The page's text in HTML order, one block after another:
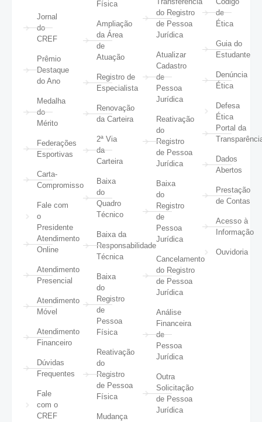
Jornal
do
CREF
Prêmio
Destaque
do Ano
Medalha
do
Mérito
Federações
Esportivas
Carta-
Compromisso
Fale com
o
Presidente
Atendimento
Online
Atendimento
Presencial
Atendimento
Móvel
Atendimento
Financeiro
Dúvidas
Frequentes
Fale
com o
CREF
Física
Ampliação
da Área
de
Atuação
Registro de
Especialista
Renovação
da Carteira
2ª Via
da
Carteira
Baixa
do
Quadro
Técnico
Baixa da
Responsabilidade
Técnica
Baixa
do
Registro
de
Pessoa
Física
Reativação
do
Registro
de Pessoa
Física
Mudança
do Registro
de Pessoa
Jurídica
Atualizar
Cadastro
de
Pessoa
Jurídica
Reativação
do
Registro
de Pessoa
Jurídica
Baixa
do
Registro
de
Pessoa
Jurídica
Cancelamento
do Registro
de Pessoa
Jurídica
Análise
Financeira
de
Pessoa
Jurídica
Outra
Solicitação
de Pessoa
Jurídica
de
Ética
Guia do
Estudante
Denúncia
Ética
Defesa
Ética
Portal da
Dados
Abertos
Prestação
de Contas
Acesso à
Informação
Ouvidoria